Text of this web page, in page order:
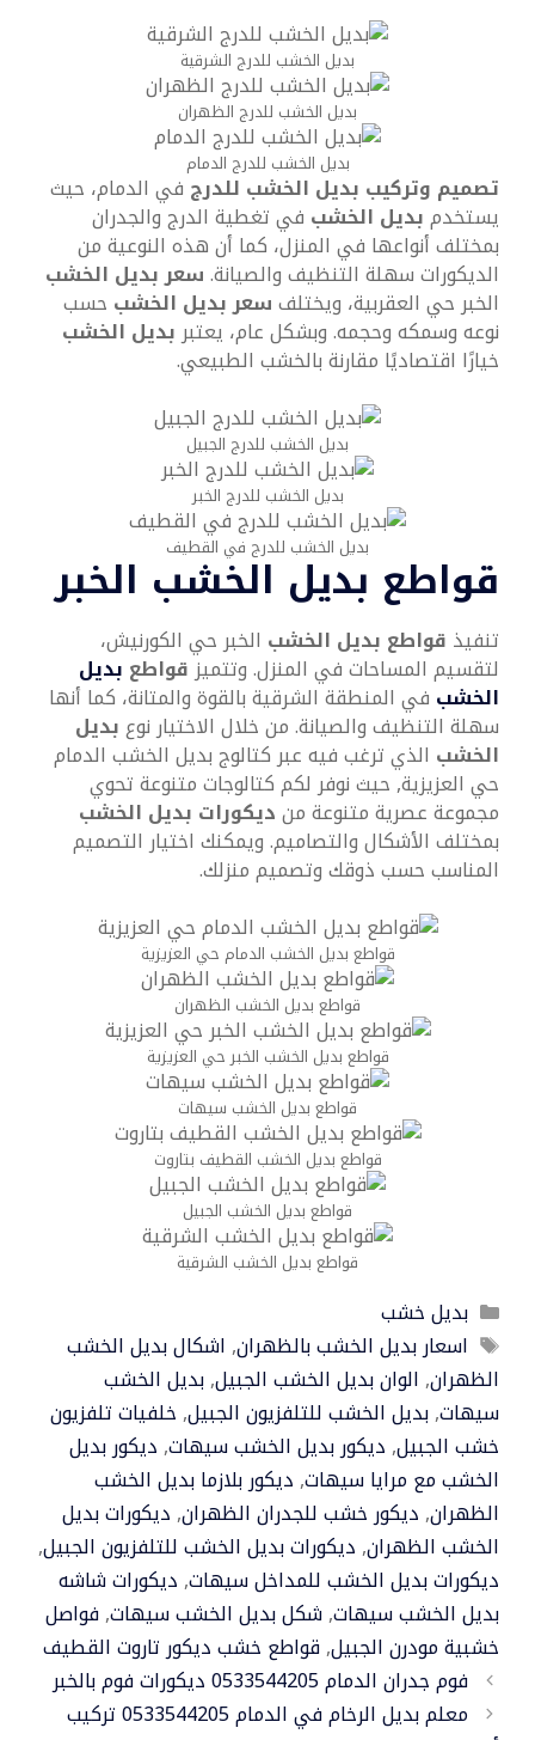
بديل الخشب للدرج الشرقية
بديل الخشب للدرج الظهران
بديل الخشب للدرج الدمام
تصميم وتركيب بديل الخشب للدرج في الدمام، حيث
يستخدمبديل الخشب في تغطية الدرج والجدران
بمختلف أنواعها في المنزل، كما أن هذه النوعية من
الديكورات سهلة التنظيف والصيانة.سعر بديل الخشب
الخبر حي العقربية، ويختلفسعر بديل الخشب حسب
نوعه وسمكه وحجمه. وبشكل عام، يعتبر بديل الخشب
خيارًا اقتصاديًا مقارنة بالخشب الطبيعي.
بديل الخشب للدرج الجبيل
بديل الخشب للدرج الخبر
بديل الخشب للدرج في القطيف
قواطع بديل الخشب الخبر
تنفيذ قواطع بديل الخشب الخبر حي الكورنيش،
لتقسيم المساحات في المنزل. وتتميز قواطع بديل
الخشب في المنطقة الشرقية بالقوة والمتانة، كما أنها
سهلة التنظيف والصيانة. من خلال الاختيار نوعبديل
الخشب الذي ترغب فيه عبر كتالوج بديل الخشب الدمام
حي العزيزية, حيث نوفر لكم كتالوجات متنوعة تحوي
مجموعة عصرية متنوعة منديكورات بديل الخشب
بمختلف الأشكال والتصاميم. ويمكنك اختيار التصميم
المناسب حسب ذوقك وتصميم منزلك.
قواطع بديل الخشب الدمام حي العزيزية
قواطع بديل الخشب الظهران
قواطع بديل الخشب الخبر حي العزيزية
قواطع بديل الخشب سيهات
قواطع بديل الخشب القطيف بتاروت
قواطع بديل الخشب الجبيل
قواطع بديل الخشب الشرقية
التصنيفات
بديل خشب
الوسوم
اسعار بديل الخشب بالظهران,اشكال بديل الخشب
الظهران,الوان بديل الخشب الجبيل,بديل الخشب
سيهات,بديل الخشب للتلفزيون الجبيل,خلفيات تلفزيون
خشب الجبيل,ديكور بديل الخشب سيهات,ديكور بديل
الخشب مع مرايا سيهات,ديكور بلازما بديل الخشب
الظهران,ديكور خشب للجدران الظهران,ديكورات بديل
الخشب الظهران,ديكورات بديل الخشب للتلفزيون الجبيل,
ديكورات بديل الخشب للمداخل سيهات,ديكورات شاشه
بديل الخشب سيهات,شكل بديل الخشب سيهات,فواصل
خشبية مودرن الجبيل,قواطع خشب ديكور تاروت القطيف
فوم جدران الدمام 0533544205 ديكورات فوم بالخبر
معلم بديل الرخام في الدمام 0533544205 تركيب